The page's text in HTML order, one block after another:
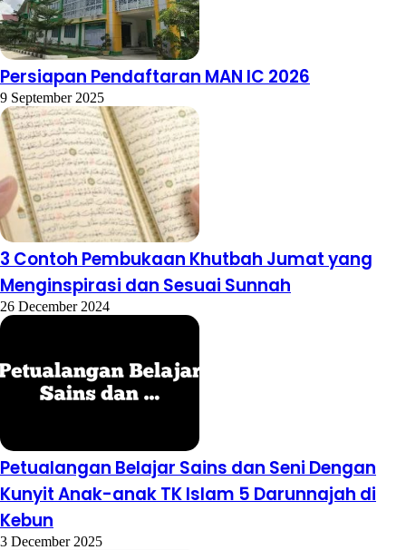
Persiapan Pendaftaran MAN IC 2026
9 September 2025
3 Contoh Pembukaan Khutbah Jumat yang
Menginspirasi dan Sesuai Sunnah
26 December 2024
Petualangan Belajar Sains dan Seni Dengan
Kunyit Anak-anak TK Islam 5 Darunnajah di
Kebun
3 December 2025